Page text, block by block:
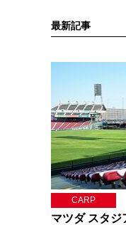
最新記事
CARP
マツダ スタジ